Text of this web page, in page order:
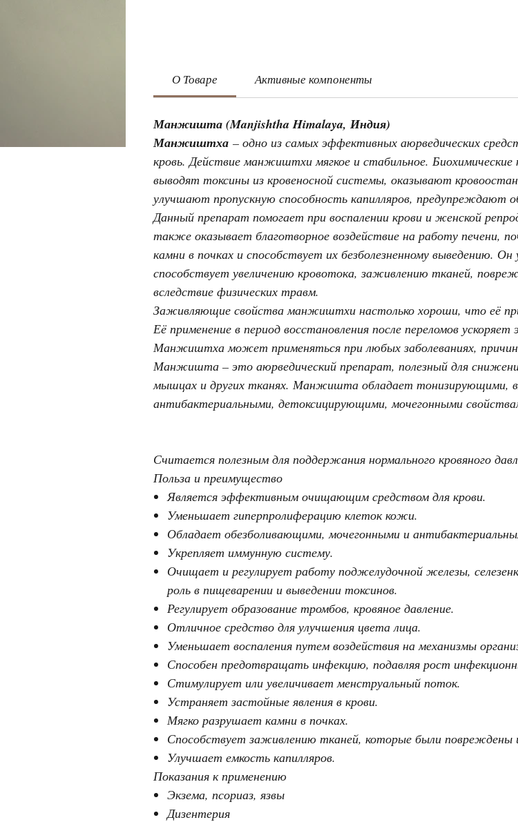
О Товаре Активные компоненты
Манжишта (Manjishtha Himalaya, Индия)
Манжиштха – одно из самых эффективных аюрведических
кровь. Действие манжиштхи мягкое и стабильное.
выводят токсины из кровеносной системы, оказывают
улучшают пропускную способность капилляров, предупреждают
Данный препарат помогает при воспалении крови и женской
также оказывает благотворное воздействие на работу печени,
камни в почках и способствует их безболезненному выведению.
способствует увеличению кровотока, заживлению тканей,
вследствие физических травм.
Заживляющие свойства манжиштхи настолько хороши, что её
Её применение в период восстановления после переломов
Манжиштха может применяться при любых заболеваниях,
Манжишта – это аюрведический препарат, полезный для
мышцах и других тканях. Манжишта обладает тонизирующими,
антибактериальными, детоксицирующими, мочегонными
Считается полезным для поддержания нормального кровяного
Польза и преимущество
Является эффективным очищающим средством для крови.
Уменьшает гиперпролиферацию клеток кожи.
Обладает обезболивающими, мочегонными и
Укрепляет иммунную систему.
Очищает и регулирует работу поджелудочной железы,
роль в пищеварении и выведении токсинов.
Регулирует образование тромбов, кровяное давление.
Отличное средство для улучшения цвета лица.
Уменьшает воспаления путем воздействия на механизмы
Способен предотвращать инфекцию, подавляя рост
Стимулирует или увеличивает менструальный поток.
Устраняет застойные явления в крови.
Мягко разрушает камни в почках.
Способствует заживлению тканей, которые были повреждены
Улучшает емкость капилляров.
Показания к применению
Экзема, псориаз, язвы
Дизентерия